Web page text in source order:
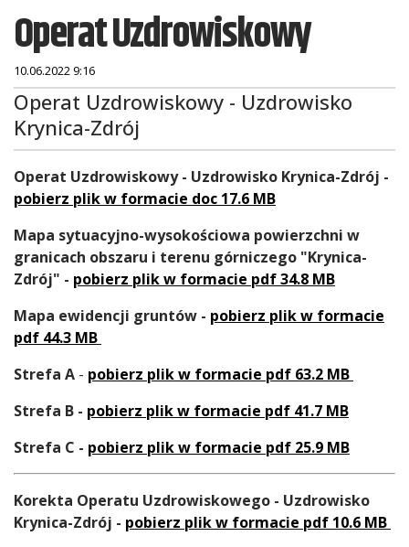
Operat Uzdrowiskowy
10.06.2022 9:16
Treść
Operat Uzdrowiskowy - Uzdrowisko
Krynica-Zdrój
Operat Uzdrowiskowy - Uzdrowisko Krynica-Zdrój -
pobierz plik w formacie doc 17.6 MB
Mapa sytuacyjno-wysokościowa powierzchni w
granicach obszaru i terenu górniczego "Krynica-
Zdrój" - pobierz plik w formacie pdf 34.8 MB
Mapa ewidencji gruntów - pobierz plik w formacie
pdf 44.3 MB
Strefa A - pobierz plik w formacie pdf 63.2 MB
Strefa B - pobierz plik w formacie pdf 41.7 MB
Strefa C - pobierz plik w formacie pdf 25.9 MB
Korekta Operatu Uzdrowiskowego - Uzdrowisko
Krynica-Zdrój - pobierz plik w formacie pdf 10.6 MB